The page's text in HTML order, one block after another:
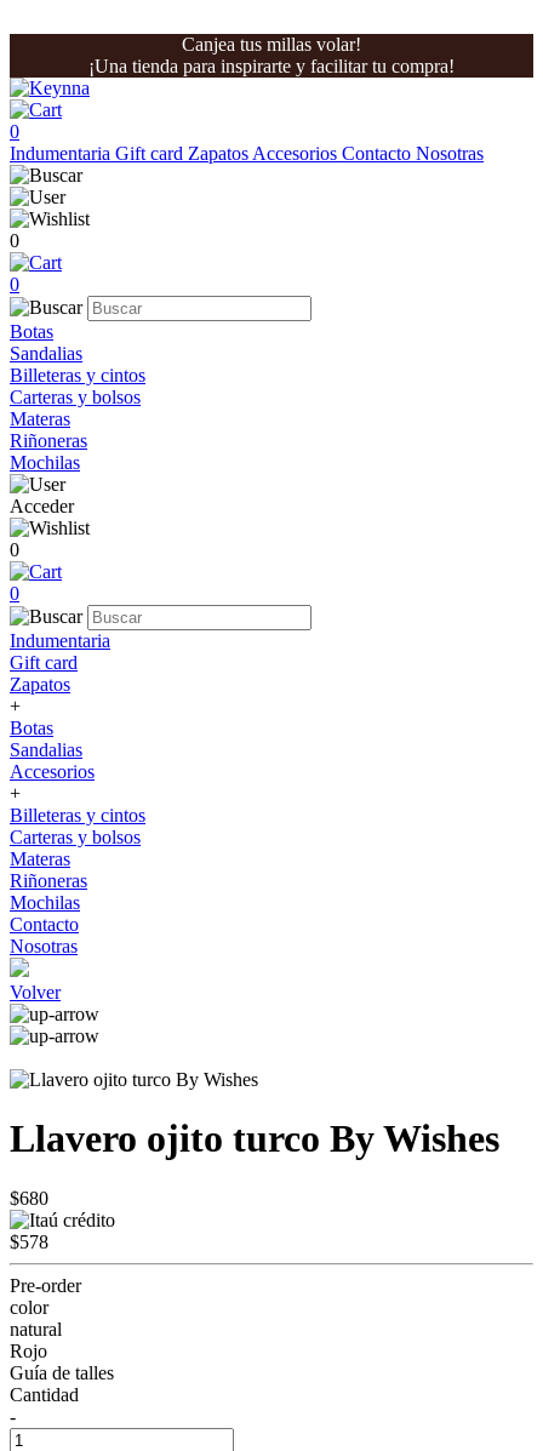
Canjea tus millas volar!
¡Una tienda para inspirarte y facilitar tu compra!
0
Indumentaria Gift card Zapatos Accesorios Contacto Nosotras
0
0
Botas
Sandalias
Billeteras y cintos
Carteras y bolsos
Materas
Riñoneras
Mochilas
Acceder
0
0
Indumentaria
Gift card
Zapatos
+
Botas
Sandalias
Accesorios
+
Billeteras y cintos
Carteras y bolsos
Materas
Riñoneras
Mochilas
Contacto
Nosotras
Volver
Llavero ojito turco By Wishes
$680
$578
Pre-order
color
natural
Rojo
Guía de talles
Cantidad
-